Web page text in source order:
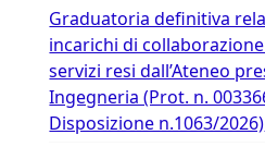
Graduatoria definitiva
incarichi di
servizi resi dall’Ateneo
Ingegneria (Prot. n.
Disposizione n.1063/2026)